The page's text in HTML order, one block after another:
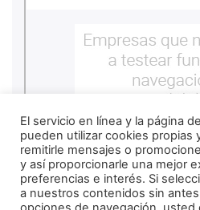
El servicio en línea y la página de
pueden utilizar cookies propias
remitirle mensajes o
y así proporcionarle una mejor
preferencias e interés. Si
a nuestros contenidos sin